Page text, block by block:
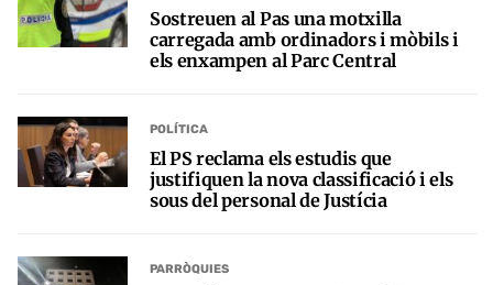
Sostreuen al Pas una motxilla
carregada amb ordinadors i mòbils i
els enxampen al Parc Central
POLÍTICA
El PS reclama els estudis que
justifiquen la nova classificació i els
sous del personal de Justícia
PARRÒQUIES